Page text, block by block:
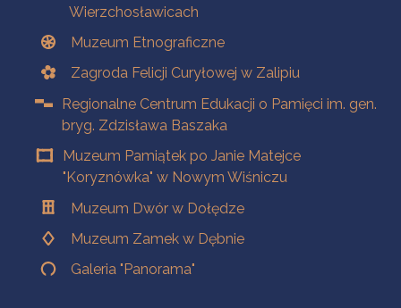
Wierzchosławicach
Muzeum Etnograficzne
Zagroda Felicji Curyłowej w Zalipiu
Regionalne Centrum Edukacji o Pamięci im. gen.
bryg. Zdzisława Baszaka
Muzeum Pamiątek po Janie Matejce
"Koryznówka" w Nowym Wiśniczu
Muzeum Dwór w Dołędze
Muzeum Zamek w Dębnie
Galeria "Panorama"